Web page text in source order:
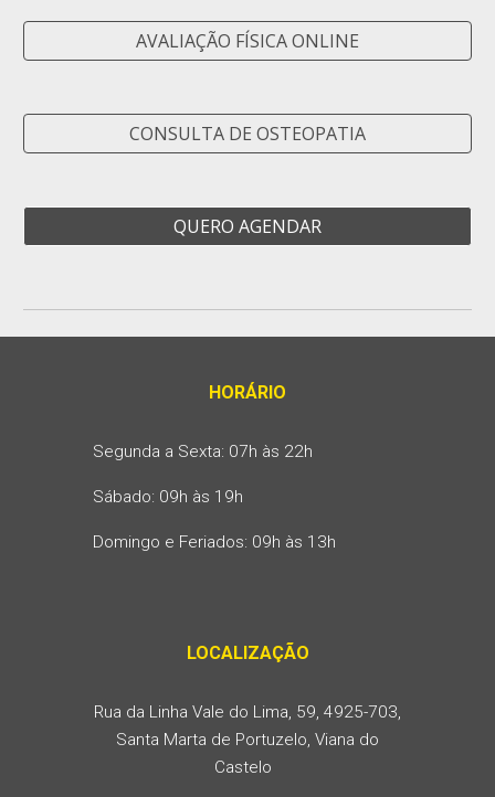
AVALIAÇÃO FÍSICA ONLINE
CONSULTA DE OSTEOPATIA
QUERO AGENDAR
HORÁRIO
Segunda a Sexta: 07h às 22h
Sábado: 09h às 19h
Domingo e Feriados: 09h às 13h
LOCALIZAÇÃO
Rua da Linha Vale do Lima, 59, 4925-703,
Santa Marta de Portuzelo, Viana do
Castelo